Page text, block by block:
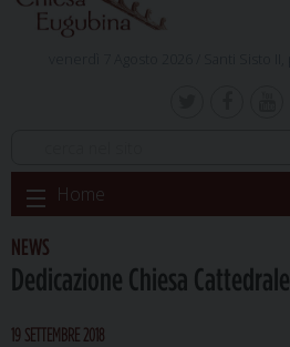
Skip
to
content
Home
NEWS
Dedicazione Chiesa Cattedrale
19 SETTEMBRE 2018